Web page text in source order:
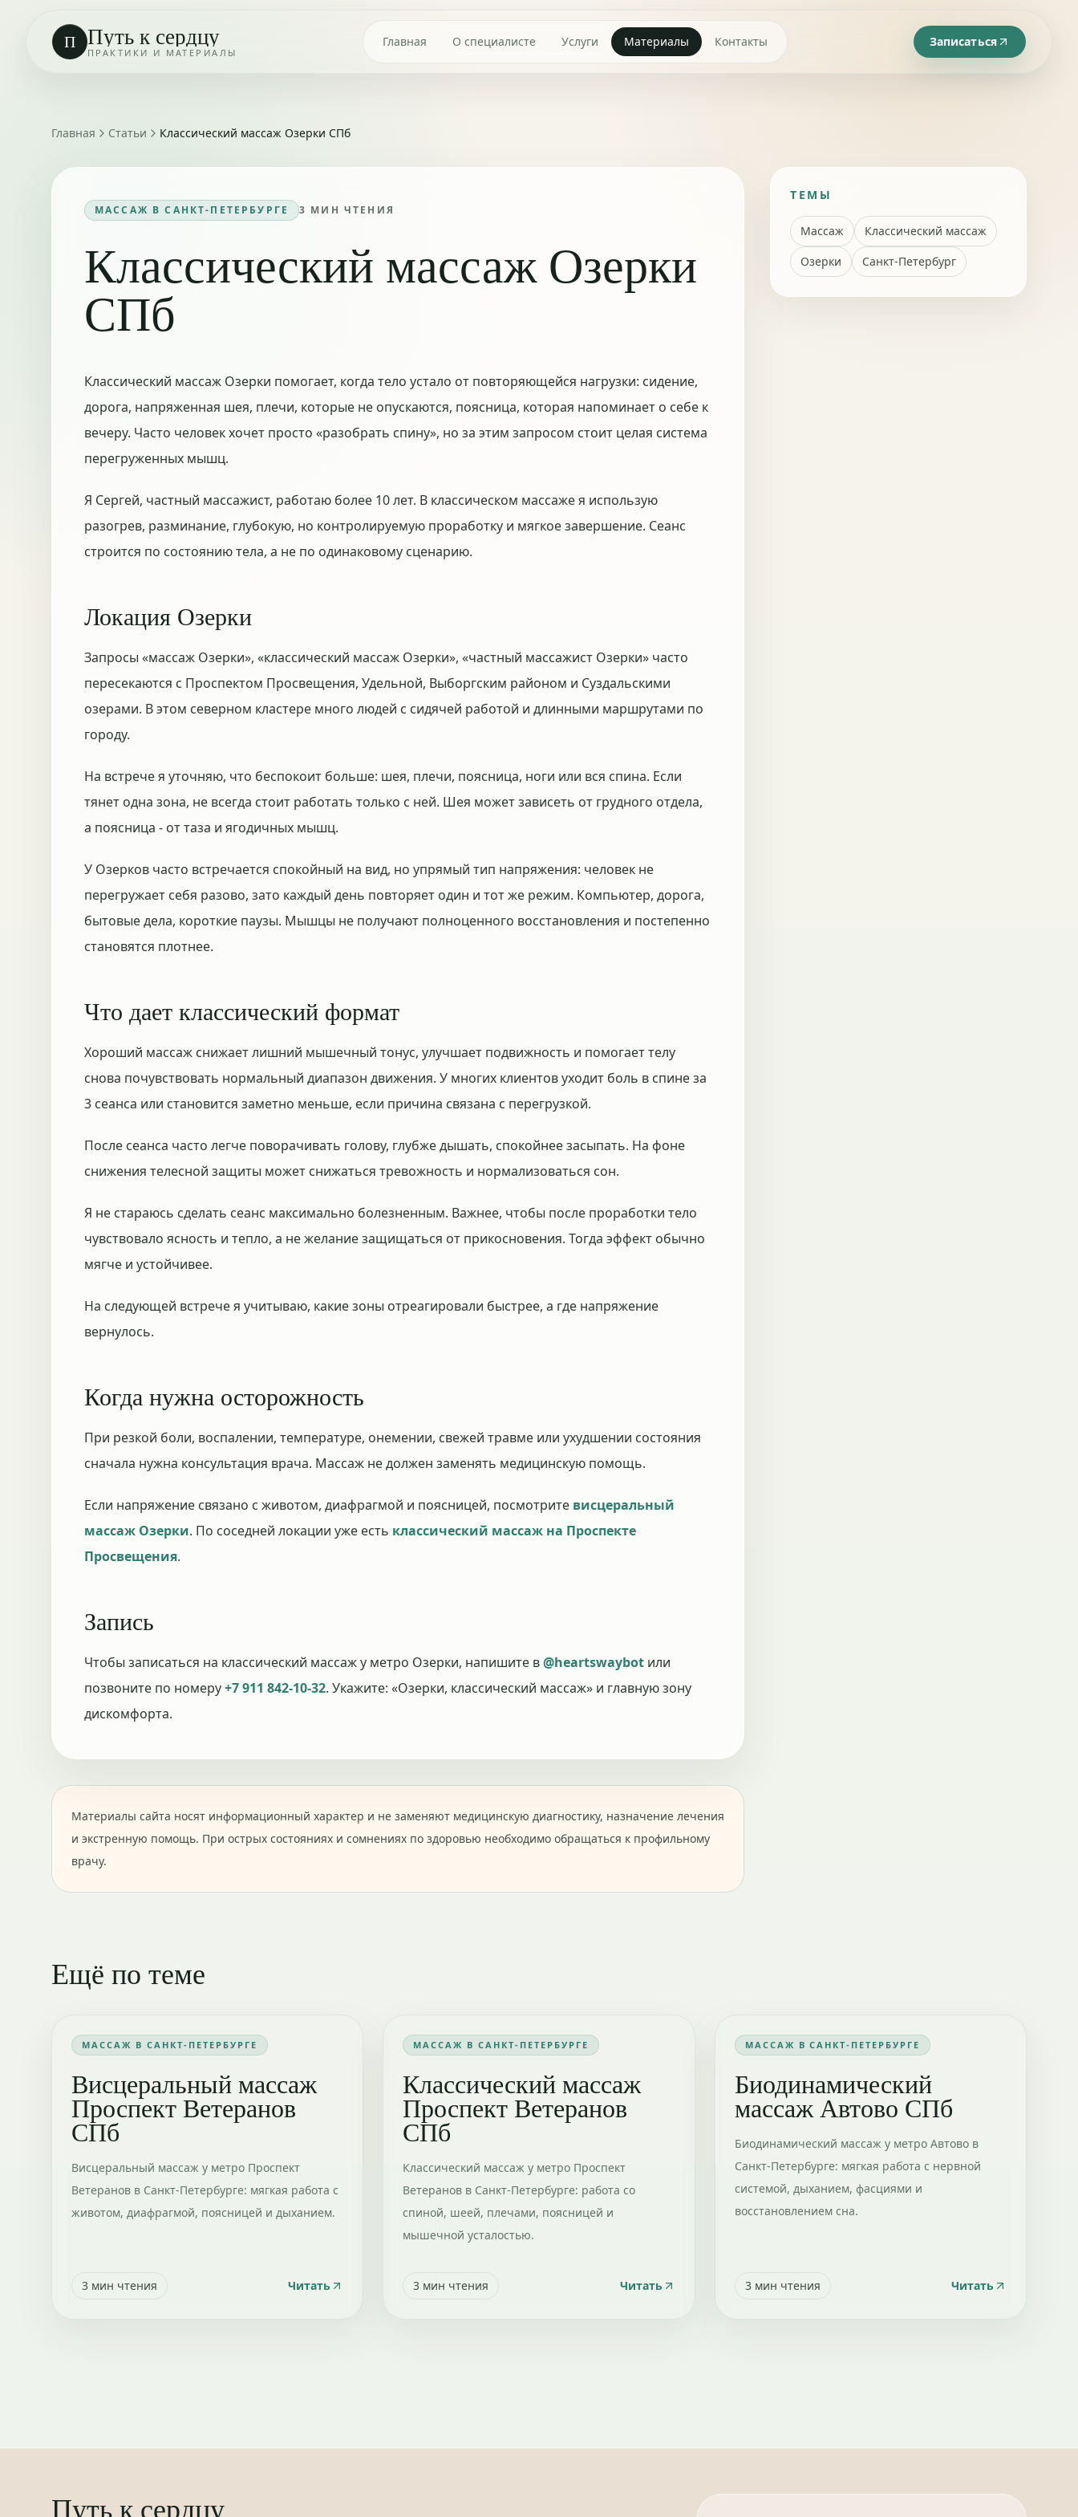
П Путь к сердцу
ПРАКТИКИ И МАТЕРИАЛЫ
Главная О специалисте Услуги Материалы Контакты Записаться
Главная Статьи Классический массаж Озерки СПб
МАССАЖ В САНКТ-ПЕТЕРБУРГЕ 3 МИН ЧТЕНИЯ
Классический массаж Озерки
СПб
Классический массаж Озерки помогает, когда тело устало от повторяющейся нагрузки: сидение,
дорога, напряженная шея, плечи, которые не опускаются, поясница, которая напоминает о себе к
вечеру. Часто человек хочет просто «разобрать спину», но за этим запросом стоит целая система
перегруженных мышц.
Я Сергей, частный массажист, работаю более 10 лет. В классическом массаже я использую
разогрев, разминание, глубокую, но контролируемую проработку и мягкое завершение. Сеанс
строится по состоянию тела, а не по одинаковому сценарию.
Локация Озерки
Запросы «массаж Озерки», «классический массаж Озерки», «частный массажист Озерки» часто
пересекаются с Проспектом Просвещения, Удельной, Выборгским районом и Суздальскими
озерами. В этом северном кластере много людей с сидячей работой и длинными маршрутами по
городу.
На встрече я уточняю, что беспокоит больше: шея, плечи, поясница, ноги или вся спина. Если
тянет одна зона, не всегда стоит работать только с ней. Шея может зависеть от грудного отдела,
а поясница - от таза и ягодичных мышц.
У Озерков часто встречается спокойный на вид, но упрямый тип напряжения: человек не
перегружает себя разово, зато каждый день повторяет один и тот же режим. Компьютер, дорога,
бытовые дела, короткие паузы. Мышцы не получают полноценного восстановления и постепенно
становятся плотнее.
Что дает классический формат
Хороший массаж снижает лишний мышечный тонус, улучшает подвижность и помогает телу
снова почувствовать нормальный диапазон движения. У многих клиентов уходит боль в спине за
3 сеанса или становится заметно меньше, если причина связана с перегрузкой.
После сеанса часто легче поворачивать голову, глубже дышать, спокойнее засыпать. На фоне
снижения телесной защиты может снижаться тревожность и нормализоваться сон.
Я не стараюсь сделать сеанс максимально болезненным. Важнее, чтобы после проработки тело
чувствовало ясность и тепло, а не желание защищаться от прикосновения. Тогда эффект обычно
мягче и устойчивее.
На следующей встрече я учитываю, какие зоны отреагировали быстрее, а где напряжение
вернулось.
Когда нужна осторожность
При резкой боли, воспалении, температуре, онемении, свежей травме или ухудшении состояния
сначала нужна консультация врача. Массаж не должен заменять медицинскую помощь.
Если напряжение связано с животом, диафрагмой и поясницей, посмотрите висцеральный
массаж Озерки. По соседней локации уже есть классический массаж на Проспекте
Просвещения.
Запись
Чтобы записаться на классический массаж у метро Озерки, напишите в@heartswaybot или
позвоните по номеру+7 911 842-10-32. Укажите: «Озерки, классический массаж» и главную зону
дискомфорта.
Материалы сайта носят информационный характер и не заменяют медицинскую диагностику, назначение лечения
и экстренную помощь. При острых состояниях и сомнениях по здоровью необходимо обращаться к профильному
врачу.
ТЕМЫ
Массаж
Классический массаж
Озерки
Санкт-Петербург
Ещё по теме
МАССАЖ В САНКТ-ПЕТЕРБУРГЕ
Висцеральный массаж
Проспект Ветеранов
СПб
Висцеральный массаж у метро Проспект
Ветеранов в Санкт-Петербурге: мягкая работа с
животом, диафрагмой, поясницей и дыханием.
3 мин чтения Читать
МАССАЖ В САНКТ-ПЕТЕРБУРГЕ
Классический массаж
Проспект Ветеранов
СПб
Классический массаж у метро Проспект
Ветеранов в Санкт-Петербурге: работа со
спиной, шеей, плечами, поясницей и
мышечной усталостью.
3 мин чтения Читать
МАССАЖ В САНКТ-ПЕТЕРБУРГЕ
Биодинамический
массаж Автово СПб
Биодинамический массаж у метро Автово в
Санкт-Петербурге: мягкая работа с нервной
системой, дыханием, фасциями и
восстановлением сна.
3мин чтения Читать
Путь к сердцу